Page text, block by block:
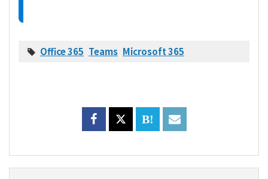
Office 365 Teams Microsoft 365